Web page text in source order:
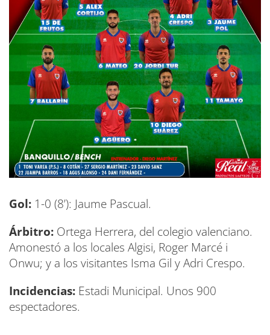
Gol: 1-0 (8’): Jaume Pascual.
Árbitro: Ortega Herrera, del colegio valenciano.
Amonestó a los locales Algisi, Roger Marcé i
Onwu; y a los visitantes Isma Gil y Adri Crespo.
Incidencias: Estadi Municipal. Unos 900
espectadores.